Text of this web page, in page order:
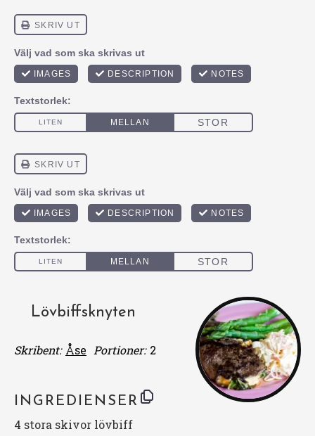
Lövbiffsknyten
Skribent: Åse Portioner: 2
INGREDIENSER
4 stora skivor lövbiff